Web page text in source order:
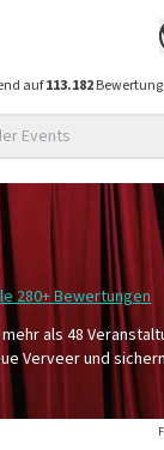
auf113.182
Events
280+ Bewertungen
als 48
Verveer und